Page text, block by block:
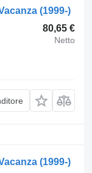
(1999-)
80,65 €
Netto
(1999-)